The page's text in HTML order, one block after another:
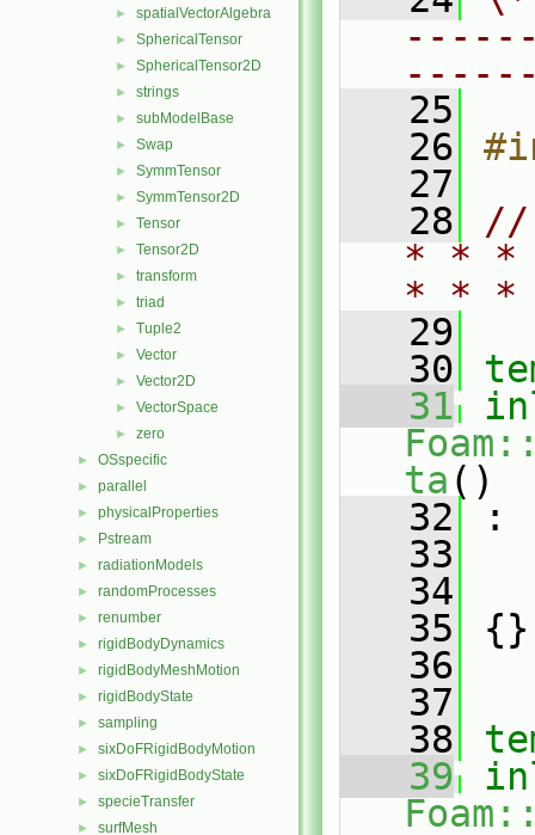
► spatialVectorAlgebra
► SphericalTensor
► SphericalTensor2D
► strings
► subModelBase
► Swap
► SymmTensor
► SymmTensor2D
► Tensor
► Tensor2D
► transform
► triad
► Tuple2
► Vector
► Vector2D
► VectorSpace
► zero
► OSspecific
► parallel
► physicalProperties
► Pstream
► radiationModels
► randomProcesses
► renumber
► rigidBodyDynamics
► rigidBodyMeshMotion
► rigidBodyState
► sampling
► sixDoFRigidBodyMotion
► sixDoFRigidBodyState
► specieTransfer
► surfMesh
   25
   26
   27
   28
//
* * *
* *
   29
   30
   31
ta ()
   32
:
   33
   34
   35
{}
   36
   37
   38
   39